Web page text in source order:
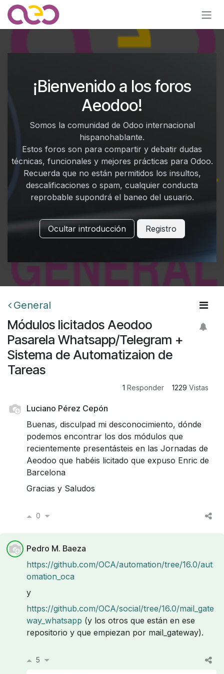
Ir al contenido
¡Bienvenido a los foros
Aeodoo!
Somos la comunidad de Odoo internacional
hispanohablante.
Estos foros son para compartir y debatir dudas
técnicas, funcionales y mejores prácticas para Odoo.
Recuerda que no están permitidos los insultos,
descalificaciones o spam, cualquier conducta
reprobable supondrá el baneo del usuario.
Ocultar introducción Registro
General
Módulos licitados Aeodoo
Pasarela Whatsapp/Telegram +
Sistema de Automatizaion de
Tareas
1 Responder 1229 Vistas
Luciano Pérez Cepón
Buenas, disculpad mi desconocimiento, dónde
podemos encontrar los dos módulos que
recientemente presentásteis en las Jornadas de
Aeodoo que habéis licitado que expuso Enric de
Barcelona
Gracias y Saludos
0
Pedro M. Baeza
https://github.com/OCA/automation/tree/16.0/aut
omation_oca
y
https://github.com/OCA/social/tree/16.0/mail_gate
way_whatsapp (y los otros que están en ese
repositorio y que empiezan por mail_gateway).
5